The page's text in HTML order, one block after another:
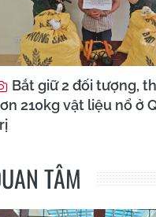
Bắt giữ 2 đối tượng,
210kg vật liệu nổ ở
TÂM